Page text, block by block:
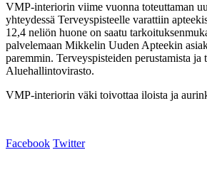
VMP-interiorin viime vuonna toteuttaman
yhteydessä Terveyspisteelle varattiin
12,4 neliön huone on saatu
palvelemaan Mikkelin Uuden Apteekin
paremmin. Terveyspisteiden perustamista
Aluehallintovirasto.
VMP-interiorin väki toivottaa iloista ja
Facebook Twitter